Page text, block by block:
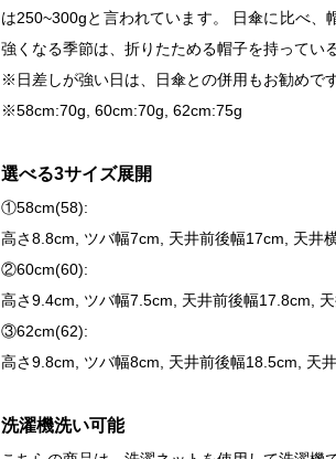
は250~300gと言われています。 日傘に比べ
強くなる季節は、折りたためる帽子を持ってい
※日差しが強い日は、日傘との併用もお勧めです
※58cm:70g, 60cm:70g, 62cm:75g
選べる3サイズ展開
①58cm(58):
高さ8.8cm, ツバ幅7cm, 天井前後幅17cm, 天井
②60cm(60):
高さ9.4cm, ツバ幅7.5cm, 天井前後幅17.8cm,
③62cm(62):
高さ9.8cm, ツバ幅8cm, 天井前後幅18.5cm, 天
洗濯機洗い可能